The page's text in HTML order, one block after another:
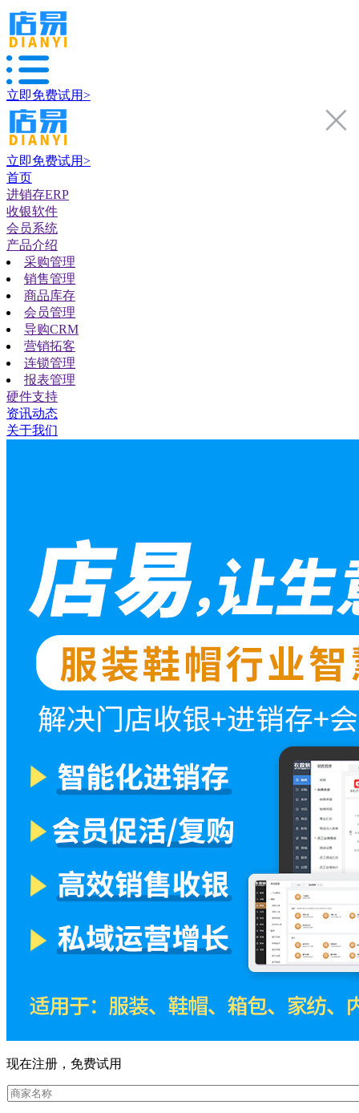
立即免费试用>
立即免费试用>
首页
进销存ERP
收银软件
会员系统
产品介绍
采购管理
销售管理
商品库存
会员管理
导购CRM
营销拓客
连锁管理
报表管理
硬件支持
资讯动态
关于我们
现在注册，免费试用